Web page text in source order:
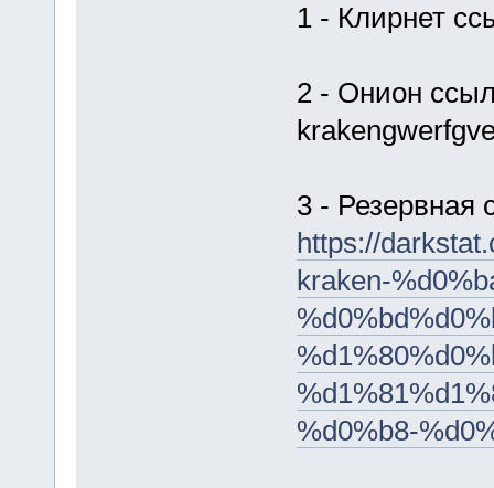
1 - Клирнет
2 - Онион
3 - Резервная
https://
kraken-
%d0%b8-